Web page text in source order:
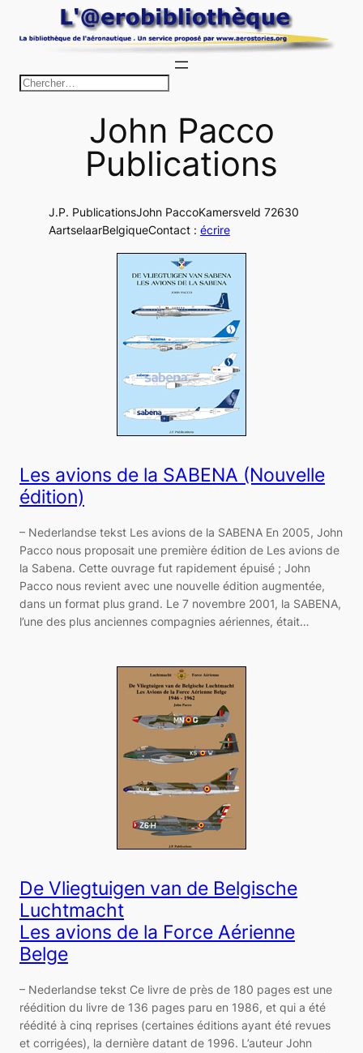
au
c
h
e
c
h
e
r
John Pacco
Publications
J.P. PublicationsJohn PaccoKamersveld 72630
AartselaarBelgiqueContact : écrire
Les avions de la SABENA (Nouvelle
édition)
– Nederlandse tekst Les avions de la SABENA En 2005, John
Pacco nous proposait une première édition de Les avions de
la Sabena. Cette ouvrage fut rapidement épuisé ; John
Pacco nous revient avec une nouvelle édition augmentée,
dans un format plus grand. Le 7 novembre 2001, la SABENA,
l’une des plus anciennes compagnies aériennes, était…
De Vliegtuigen van de Belgische
Luchtmacht
Les avions de la Force Aérienne
Belge
– Nederlandse tekst Ce livre de près de 180 pages est une
réédition du livre de 136 pages paru en 1986, et qui a été
réédité à cinq reprises (certaines éditions ayant été revues
et corrigées), la dernière datant de 1996. L’auteur John